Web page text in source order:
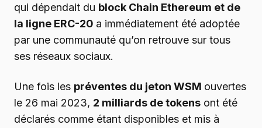
qui dépendait du block Chain Ethereum et de
la ligne ERC-20 a immédiatement été adoptée
par une communauté qu’on retrouve sur tous
ses réseaux sociaux.
Une fois les préventes du jeton WSM ouvertes
le 26 mai 2023, 2 milliards de tokens ont été
déclarés comme étant disponibles et mis à